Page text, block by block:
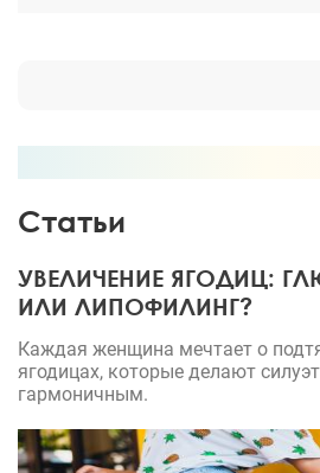
Статьи
УВЕЛИЧЕНИЕ ЯГОДИЦ:
ИЛИ ЛИПОФИЛИНГ?
Каждая женщина мечтает о
ягодицах, которые делают
гармоничным.